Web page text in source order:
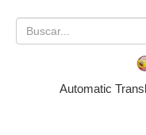
Automatic